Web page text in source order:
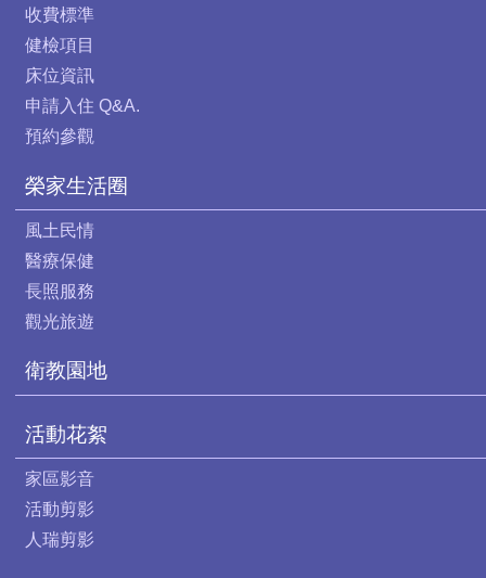
收費標準
健檢項目
床位資訊
申請入住 Q&A.
預約參觀
榮家生活圈
風土民情
醫療保健
長照服務
觀光旅遊
衛教園地
活動花絮
家區影音
活動剪影
人瑞剪影